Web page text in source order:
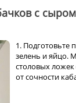
с
1. Подготовьте
зелень и яйцо.
столовых ложек
от сочности